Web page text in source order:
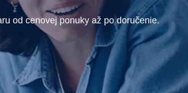
od cenovej ponuky až po doručenie.